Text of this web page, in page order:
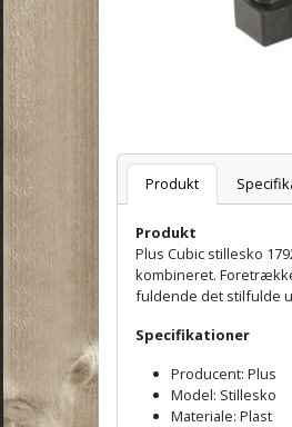
Produkt
Produkt
Plus Cubic stillesko
kombineret.
fuldende det stilfulde
Specifikationer
Producent: Plus
Model: Stillesko
Materiale: Plast